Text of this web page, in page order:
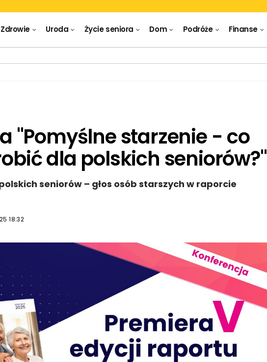
Zdrowie Uroda Życie seniora Dom Podróże Finanse
"Pomyślne starzenie - co
dla polskich seniorów?"
seniorów – głos osób starszych w raporcie
18:32